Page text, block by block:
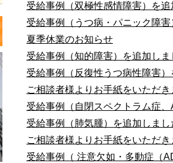
受給事例（双極性感情障害）を追
受給事例（うつ病・パニック障
夏季休業のお知らせ
受給事例（知的障害）を追加しま
受給事例（反復性うつ病性障害
ご相談者様よりお手紙をいただき
受給事例（自閉スペクトラム症
受給事例（肺気腫）を追加しまし
ご相談者様よりお手紙をいただき
受給事例（ 注意欠如・多動症（